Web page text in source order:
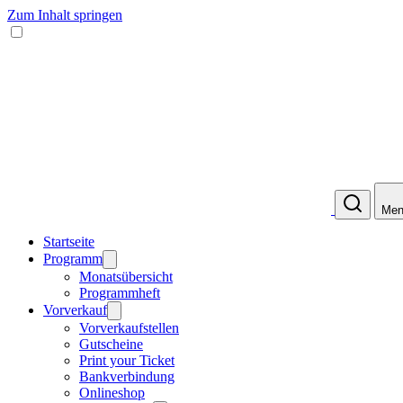
Zum Inhalt springen
Startseite
Programm
Monatsübersicht
Programmheft
Vorverkauf
Vorverkaufstellen
Gutscheine
Print your Ticket
Bankverbindung
Onlineshop